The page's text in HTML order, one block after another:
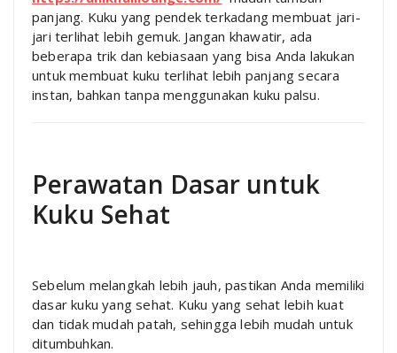
panjang. Kuku yang pendek terkadang membuat jari-
jari terlihat lebih gemuk. Jangan khawatir, ada
beberapa trik dan kebiasaan yang bisa Anda lakukan
untuk membuat kuku terlihat lebih panjang secara
instan, bahkan tanpa menggunakan kuku palsu.
Perawatan Dasar untuk
Kuku Sehat
Sebelum melangkah lebih jauh, pastikan Anda memiliki
dasar kuku yang sehat. Kuku yang sehat lebih kuat
dan tidak mudah patah, sehingga lebih mudah untuk
ditumbuhkan.